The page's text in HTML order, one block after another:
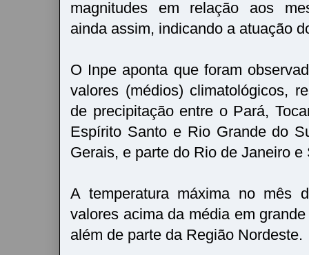
magnitudes em relação aos
ainda assim, indicando a atuação
O Inpe aponta que foram
valores (médios) climatológicos,
de precipitação entre o Pará,
Espírito Santo e Rio Grande do
Gerais, e parte do Rio de Janeiro e
A temperatura máxima no mês
valores acima da média em
além de parte da Região Nordeste.